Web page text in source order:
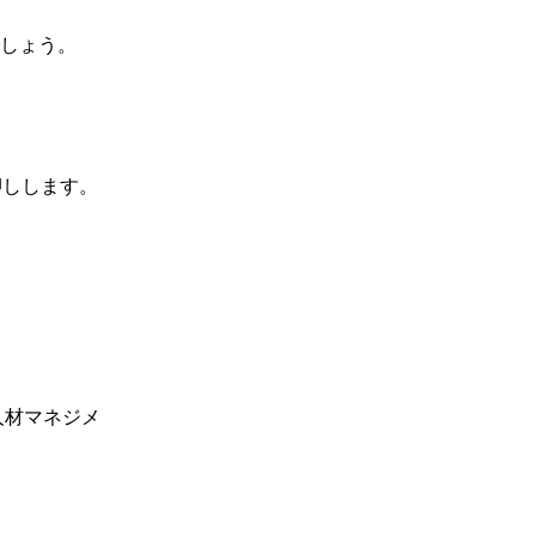
ょう。
します。
マネジメ